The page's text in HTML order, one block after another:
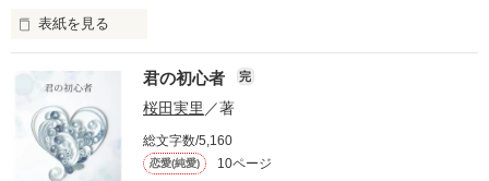
甘い言葉を囁かれても。
「風渚のことは、俺が守るから」
「なにがあっても、頑張るから！」
清水ももな（しみずももな）
「うるさい、仕事しろ。早く」
表紙を見る
「俺と、付き合ってください」
君の初心者 完
桜田実里 ／著
総文字数/5,160
恋愛(純愛) 10ページ